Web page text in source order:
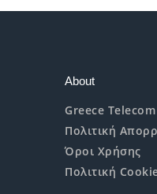
About
Greece Telecom
Πολιτική
Όροι Χρήσης
Πολιτική